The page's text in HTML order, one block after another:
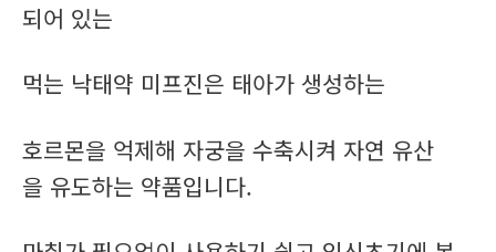
되어 있는
먹는 낙태약 미프진은 태아가 생성하는
호르몬을 억제해 자궁을 수축시켜 자연 유산
을 유도하는 약품입니다.